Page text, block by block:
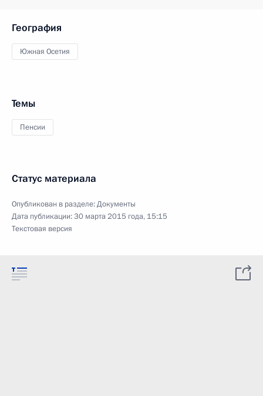
География
Южная Осетия
Темы
Пенсии
Статус материала
Опубликован в разделе:Документы
Дата публикации:30 марта 2015 года, 15:15
Текстовая версия